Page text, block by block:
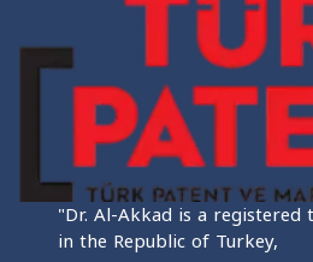
"Dr. Al-Akkad is a registered
in the Republic of Turkey,